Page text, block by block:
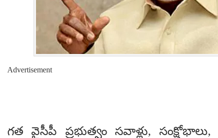
Advertisement
గత వైసీపీ ప్రభుత్వం సవాళ్లు,